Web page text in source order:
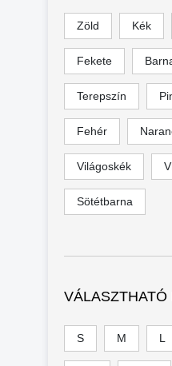
Zöld Kék
Fekete
Terepszín
Fehér
Világoskék
Sötétbarna
VÁLASZTHATÓ
S M L